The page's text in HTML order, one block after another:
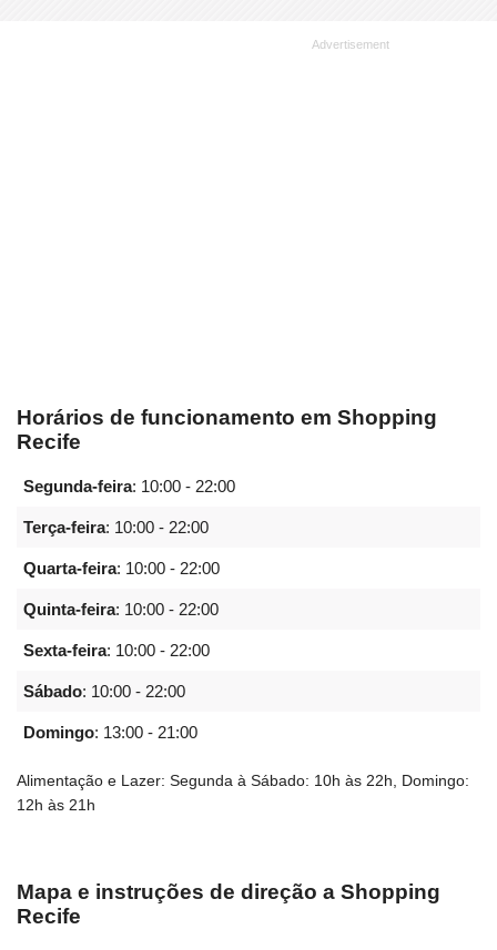
Horários de funcionamento em Shopping
Recife
Segunda-feira: 10:00 - 22:00
Terça-feira: 10:00 - 22:00
Quarta-feira: 10:00 - 22:00
Quinta-feira: 10:00 - 22:00
Sexta-feira: 10:00 - 22:00
Sábado: 10:00 - 22:00
Domingo: 13:00 - 21:00
Alimentação e Lazer: Segunda à Sábado: 10h às 22h, Domingo:
12h às 21h
Mapa e instruções de direção a Shopping
Recife